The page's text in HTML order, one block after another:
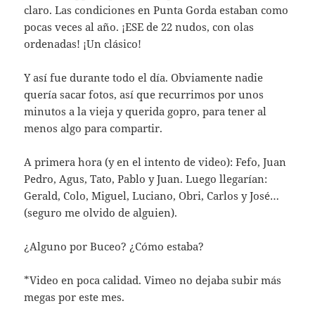
claro. Las condiciones en Punta Gorda estaban como
pocas veces al año. ¡ESE de 22 nudos, con olas
ordenadas! ¡Un clásico!
Y así fue durante todo el día. Obviamente nadie
quería sacar fotos, así que recurrimos por unos
minutos a la vieja y querida gopro, para tener al
menos algo para compartir.
A primera hora (y en el intento de video): Fefo, Juan
Pedro, Agus, Tato, Pablo y Juan. Luego llegarían:
Gerald, Colo, Miguel, Luciano, Obri, Carlos y José…
(seguro me olvido de alguien).
¿Alguno por Buceo? ¿Cómo estaba?
*Video en poca calidad. Vimeo no dejaba subir más
megas por este mes.